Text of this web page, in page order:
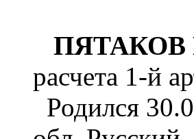
ПЯТАКОВ
расчета 1-й
Родился